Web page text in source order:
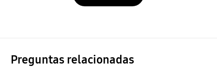
Preguntas relacionadas